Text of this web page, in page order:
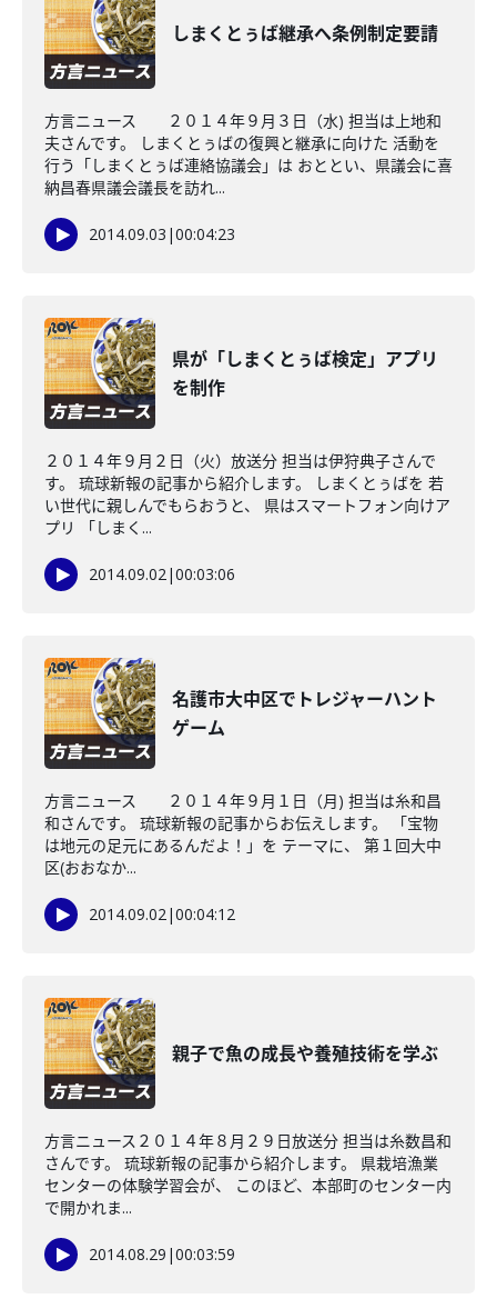
しまくとぅば継承へ条例制定要請
方言ニュース ２０１４年９月３日（水) 担当は上地和
夫さんです。 しまくとぅばの復興と継承に向けた 活動を
行う「しまくとぅば連絡協議会」は おととい、県議会に喜
納昌春県議会議長を訪れ...
2014.09.03 |00:04:23
県が「しまくとぅば検定」アプリ
を制作
２０１４年９月２日（火）放送分 担当は伊狩典子さんで
す。 琉球新報の記事から紹介します。 しまくとぅばを 若
い世代に親しんでもらおうと、 県はスマートフォン向けア
プリ 「しまく...
2014.09.02|00:03:06
名護市大中区でトレジャーハント
ゲーム
方言ニュース ２０１４年９月１日（月) 担当は糸和昌
和さんです。 琉球新報の記事からお伝えします。 「宝物
は地元の足元にあるんだよ！」を テーマに、 第１回大中
区(おおなか...
2014.09.02|00:04:12
親子で魚の成長や養殖技術を学ぶ
方言ニュース２０１４年８月２９日放送分 担当は糸数昌和
さんです。 琉球新報の記事から紹介します。 県栽培漁業
センターの体験学習会が、 このほど、本部町のセンター内
で開かれま...
2014.08.29 |00:03:59